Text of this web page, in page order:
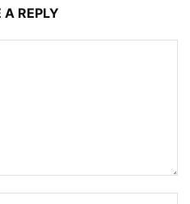
A REPLY